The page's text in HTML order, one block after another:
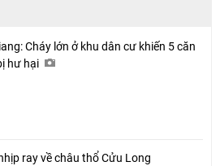
Cháy lớn ở khu dân cư khiến 5 căn
hư hại
ray về châu thổ Cửu Long